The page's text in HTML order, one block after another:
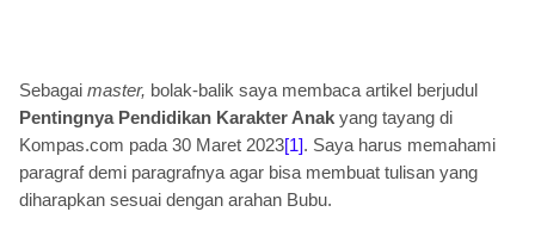
Sebagai master, bolak-balik saya membaca artikel berjudul
Pentingnya Pendidikan Karakter Anak yang tayang di
Kompas.com pada 30 Maret 2023[1]. Saya harus memahami
paragraf demi paragrafnya agar bisa membuat tulisan yang
diharapkan sesuai dengan arahan Bubu.